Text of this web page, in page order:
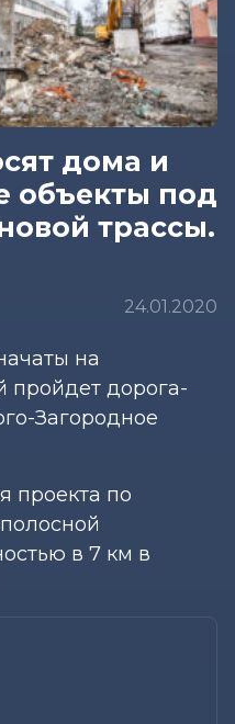
дома и
под
трассы.
24.01.2020
на
пройдет дорога-
Загородное
проекта по
в 7 км в